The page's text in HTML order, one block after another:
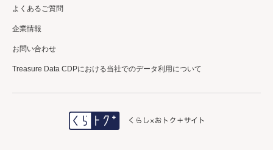
＼三菱電機公式／
エアコンクリーニング
よくあるご質問
企業情報
お問い合わせ
Treasure Data CDPにおける当社でのデータ利用について